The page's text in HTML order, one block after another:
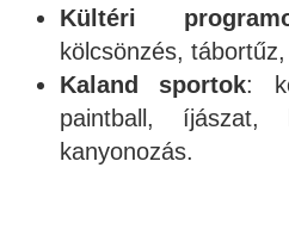
Kültéri
kölcsönzés,
Kaland sportok:
paintball, íjászat,
kanyonozás.